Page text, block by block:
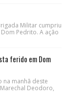
Militar cumpriu
Pedrito. A ação
ferido em Dom
manhã deste
Deodoro,